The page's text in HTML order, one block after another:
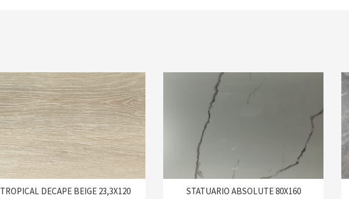
TROPICAL DECAPE BEIGE 23,3X120
STATUARIO ABSOLUTE 80X160